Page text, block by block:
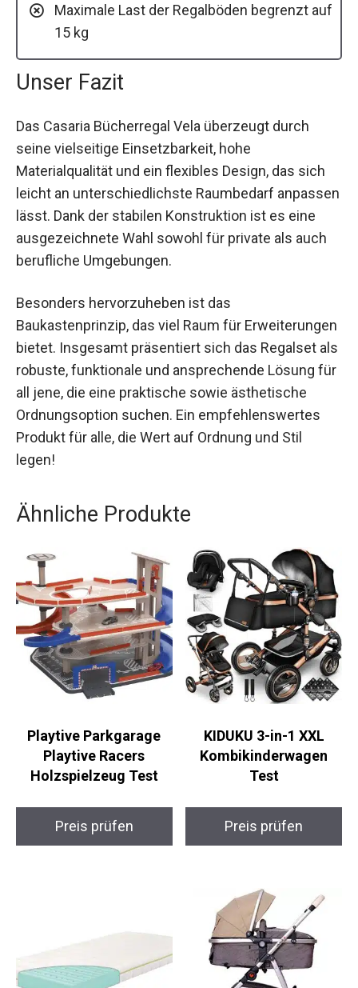
Maximale Last der Regalböden begrenzt auf
15 kg
Unser Fazit
Das Casaria Bücherregal Vela überzeugt durch
seine vielseitige Einsetzbarkeit, hohe
Materialqualität und ein flexibles Design, das sich
leicht an unterschiedlichste Raumbedarf anpassen
lässt. Dank der stabilen Konstruktion ist es eine
ausgezeichnete Wahl sowohl für private als auch
berufliche Umgebungen.
Besonders hervorzuheben ist das
Baukastenprinzip, das viel Raum für Erweiterungen
bietet. Insgesamt präsentiert sich das Regalset als
robuste, funktionale und ansprechende Lösung für
all jene, die eine praktische sowie ästhetische
Ordnungsoption suchen. Ein empfehlenswertes
Produkt für alle, die Wert auf Ordnung und Stil
legen!
Ähnliche Produkte
Playtive Parkgarage
Playtive Racers
Holzspielzeug Test
Preis prüfen
KIDUKU 3-in-1 XXL
Kombikinderwagen
Test
Preis prüfen